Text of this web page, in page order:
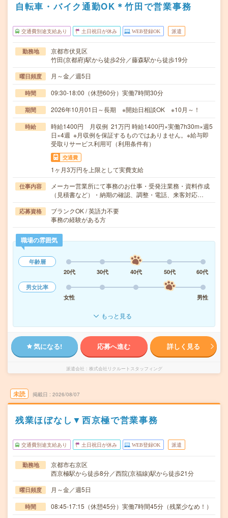
自転車・バイク通勤OK＊竹田で営業事務
交通費別途支給あり 土日祝日が休み WEB登録OK 派遣
勤務地
京都市伏見区
竹田(京都府)駅から徒歩2分／藤森駅から徒歩19分
曜日頻度 月～金／週5日
時間 09:30-18:00（休憩60分）実働7時間30分
期間 2026年10月01日～長期 ※開始日相談OK ※10月～！
時給
時給1400円 月収例 21万円 時給1400円×実働7h30m×週5
日×4週 ※月収例を保証するものではありません。※給与即
受取りサービス利用可（利用条件有）
交通費
1ヶ月3万円を上限として実費支給
仕事内容
メーカー営業所にて事務のお仕事・受発注業務・資料作成
（見積書など）・納期の確認、調整・電話、来客対応…
応募資格
ブランクOK / 英語力不要
事務の経験がある方
職場の雰囲気
年齢層
20代
30代 40代 50代
60代
男女比率
女性
男性
もっと見る
気になる! 応募へ進む 詳しく見る
派遣会社 株式会社リクルートスタッフィング
未読 掲載日 2026/08/07
残業ほぼなし▼西京極で営業事務
交通費別途支給あり 土日祝日が休み WEB登録OK 派遣
勤務地
京都市右京区
西京極駅から徒歩8分／西院(京福線)駅から徒歩21分
曜日頻度 月～金／週5日
時間 08:45-17:15（休憩45分）実働7時間45分（残業少なめ！）